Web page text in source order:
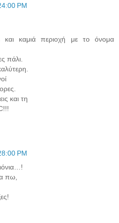
PM
και καμιά περιοχή με το όνομα
πάλι.
και τη
PM
πω,